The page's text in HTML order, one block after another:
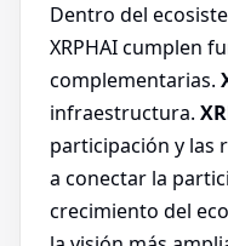
Dentro del
XRPHAI cumplen
complementarias.
infraestructura.
participación y las
a conectar la
crecimiento del